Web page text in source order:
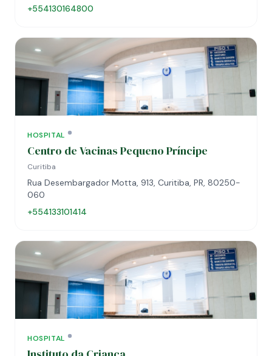
+554130164800
HOSPITAL
Centro de Vacinas Pequeno Príncipe
Curitiba
Rua Desembargador Motta, 913, Curitiba, PR, 80250-
060
+554133101414
HOSPITAL